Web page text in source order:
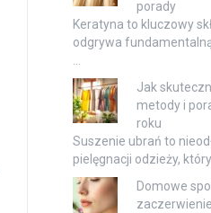
porady
Keratyna to kluczowy
odgrywa
Jak
metody i
roku
Suszenie ubrań to
pielęgnacji odzieży,
Domowe